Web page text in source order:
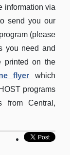
information via
send you our
(please
you need and
printed on the
flyer which
programs
from Central,